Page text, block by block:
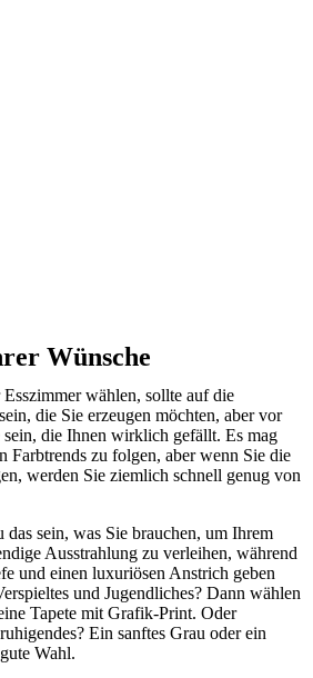
Wünsche
wählen, sollte auf die
die Sie erzeugen möchten, aber vor
sein, die Ihnen wirklich gefällt. Es mag
Farbtrends zu folgen, aber wenn Sie die
werden Sie ziemlich schnell genug von
sein, was Sie brauchen, um Ihrem
Ausstrahlung zu verleihen, während
und einen luxuriösen Anstrich geben
und Jugendliches? Dann wählen
Tapete mit Grafik-Print. Oder
Ein sanftes Grau oder ein
Wahl.